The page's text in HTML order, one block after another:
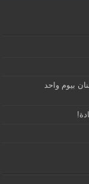
لبنان بيوم واحد